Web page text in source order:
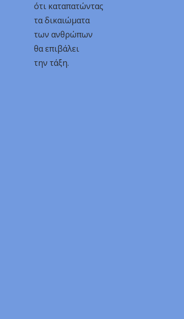
ότι καταπατώντας
τα δικαιώματα
των ανθρώπων
θα επιβάλει
την τάξη.